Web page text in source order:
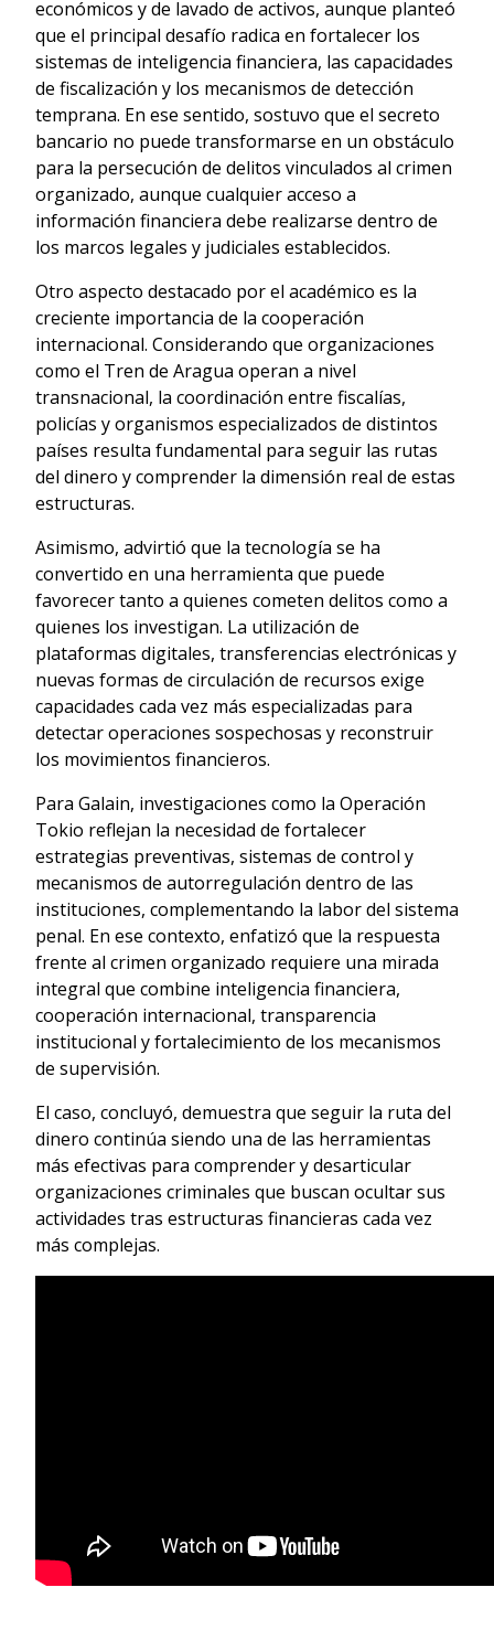
económicos y de lavado de activos, aunque planteó
que el principal desafío radica en fortalecer los
sistemas de inteligencia financiera, las capacidades
de fiscalización y los mecanismos de detección
temprana. En ese sentido, sostuvo que el secreto
bancario no puede transformarse en un obstáculo
para la persecución de delitos vinculados al crimen
organizado, aunque cualquier acceso a
información financiera debe realizarse dentro de
los marcos legales y judiciales establecidos.
Otro aspecto destacado por el académico es la
creciente importancia de la cooperación
internacional. Considerando que organizaciones
como el Tren de Aragua operan a nivel
transnacional, la coordinación entre fiscalías,
policías y organismos especializados de distintos
países resulta fundamental para seguir las rutas
del dinero y comprender la dimensión real de estas
estructuras.
Asimismo, advirtió que la tecnología se ha
convertido en una herramienta que puede
favorecer tanto a quienes cometen delitos como a
quienes los investigan. La utilización de
plataformas digitales, transferencias electrónicas y
nuevas formas de circulación de recursos exige
capacidades cada vez más especializadas para
detectar operaciones sospechosas y reconstruir
los movimientos financieros.
Para Galain, investigaciones como la Operación
Tokio reflejan la necesidad de fortalecer
estrategias preventivas, sistemas de control y
mecanismos de autorregulación dentro de las
instituciones, complementando la labor del sistema
penal. En ese contexto, enfatizó que la respuesta
frente al crimen organizado requiere una mirada
integral que combine inteligencia financiera,
cooperación internacional, transparencia
institucional y fortalecimiento de los mecanismos
de supervisión.
El caso, concluyó, demuestra que seguir la ruta del
dinero continúa siendo una de las herramientas
más efectivas para comprender y desarticular
organizaciones criminales que buscan ocultar sus
actividades tras estructuras financieras cada vez
más complejas.